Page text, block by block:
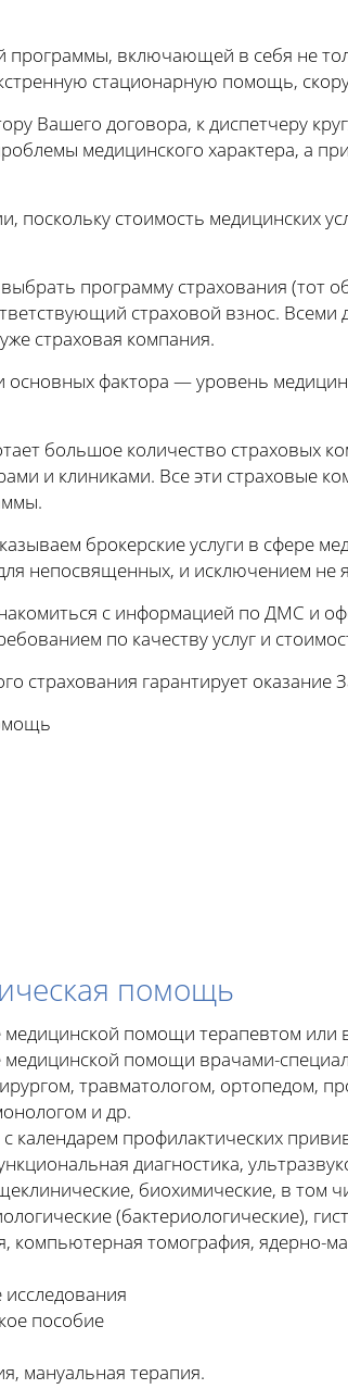
программы, включающей в себя не
стационарную помощь,
Вашего договора, к диспетчеру
медицинского характера, а
стоимость медицинских
программу страхования
страховой взнос.
страховая компания.
фактора — уровень
большое количество страховых
и клиниками. Все эти страховые
брокерские услуги в сфере
непосвященных, и исключением не
с информацией по ДМС и
по качеству услуг и
страхования гарантирует
помощь
медицинской помощи терапевтом или
помощи врачами-
травматологом, ортопедом,
и др.
календарем профилактических
диагностика,
биохимические, в том
(бактериологические),
компьютерная томография, ядерно-
пособие
мануальная терапия.